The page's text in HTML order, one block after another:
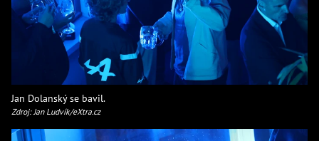
Jan Dolanský se bavil.
Zdroj: Jan Ludvík/eXtra.cz